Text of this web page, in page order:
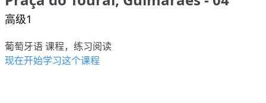
高级1
葡萄牙语 课程，练习阅读
现在开始学习这个课程